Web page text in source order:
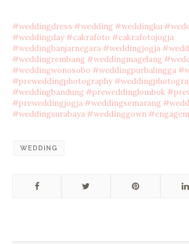
#weddingdress #wedding#weddingku
#weddingday#cakrafoto #cakrafotojogja
#weddingbanjarnegara#weddingjogja
#weddingrembang#weddingmagelang
#weddingwonosobo #weddingpurbalingga
#preweddingphotography
#weddingbandung#preweddinglombok
#preweddingjogja#weddingsemarang
#weddingsurabaya#weddinggown
WEDDING